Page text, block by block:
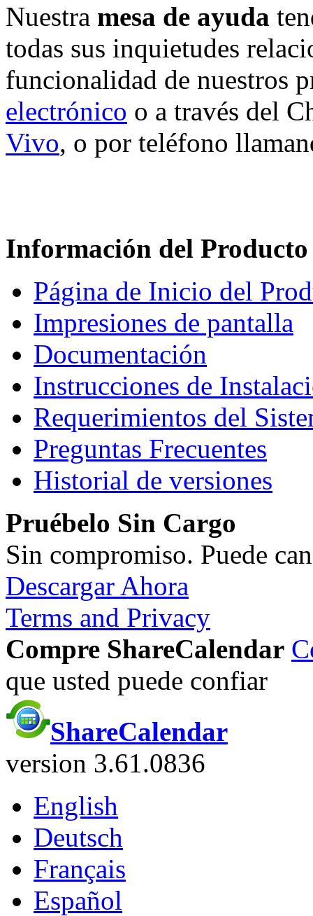
Nuestra mesa de ayuda
todas sus inquietudes
funcionalidad de nuestros
electrónico o a través del
Vivo, o por teléfono
Información del Producto
Página de Inicio del
Impresiones de pantalla
Documentación
Instrucciones de
Requerimientos del
Preguntas Frecuentes
Historial de versiones
Pruébelo Sin Cargo
Sin compromiso. Puede
Descargar Ahora
Terms and Privacy
Compre ShareCalendar
que usted puede confiar
ShareCalendar
version 3.61.0836
English
Deutsch
Français
Español